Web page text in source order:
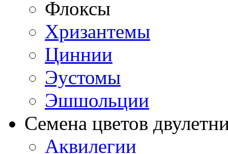
Флоксы
Хризантемы
Циннии
Эустомы
Эшшольции
Семена цветов
Аквилегии